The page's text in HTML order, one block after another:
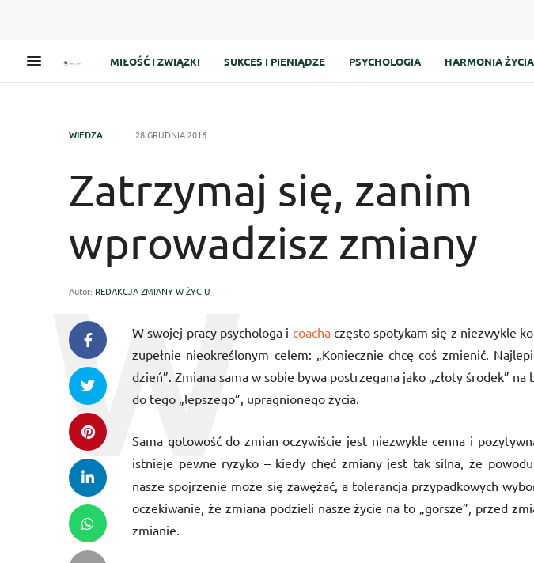
MIŁOŚĆ I ZWIĄZKI SUKCES I PIENIĄDZE PSYCHOLOGIA HARMONIA ŻYCIA
WIEDZA 28 GRUDNIA 2016
Zatrzymaj się, zanim
wprowadzisz zmiany
Autor: REDAKCJA ZMIANY W ŻYCIU
W swojej pracy psychologa i coachaczęsto spotykam się z niezwykle
zupełnie nieokreślonym celem: „Koniecznie chcę coś zmienić.
dzień”. Zmiana sama w sobie bywa postrzegana jako „złoty środek” na
do tego „lepszego”, upragnionego życia.
Sama gotowość do zmian oczywiście jest niezwykle cenna i
istnieje pewne ryzyko – kiedy chęć zmiany jest tak silna, że
nasze spojrzenie może się zawężać, a tolerancja przypadkowych
oczekiwanie, że zmiana podzieli nasze życie na to „gorsze”, przed
zmianie.